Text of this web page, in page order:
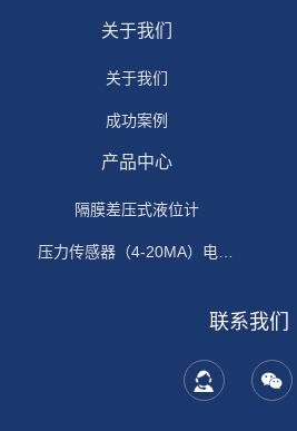
关于我们
关于我们
成功案例
产品中心
隔膜差压式液位计
压力传感器（4-20MA）电流输出
联系我们